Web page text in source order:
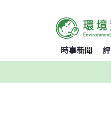
時事新聞